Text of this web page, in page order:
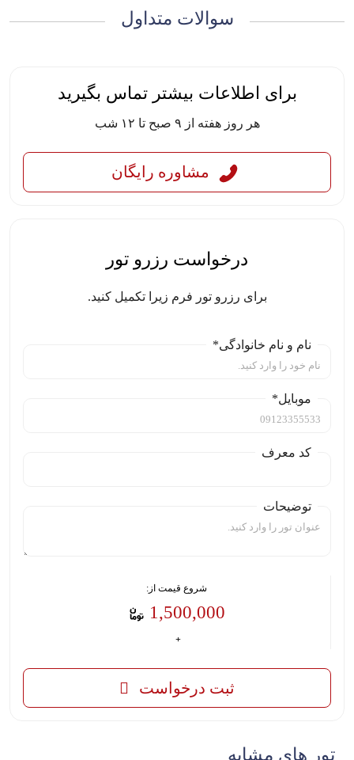
سوالات متداول
برای اطلاعات بیشتر تماس بگیرید
هر روز هفته از ۹ صبح تا ۱۲ شب
مشاوره رایگان
درخواست رزرو تور
برای رزرو تور فرم زیرا تکمیل کنید.
نام و نام خانوادگی*
موبایل*
کد معرف
توضیحات
شروع قیمت از:
1,500,000
ثبت درخواست
تور های مشابه